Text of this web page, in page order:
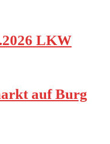
LKW
auf Burg